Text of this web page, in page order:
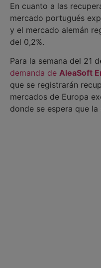
En cuanto a las
mercado portugués
y el mercado alemán
del 0,2%.
Para la semana del 21
demanda de AleaSoft
que se registrarán
mercados de Europa
donde se espera que la